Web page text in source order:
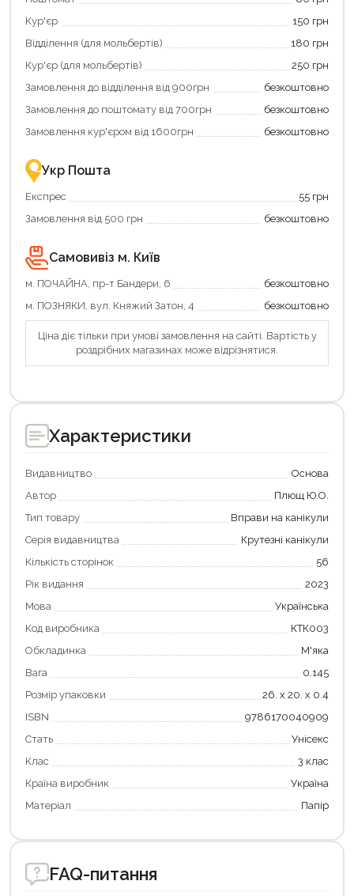
щоб
зекономити
та
отримати
переваги!
картою
єКнига
–
зручно
та
«Національний
кешбек»
та
отримуйте
повернення
Економте
більше
разом
державною
підтримкою!
Кур'єр
150 грн
Відділення (для мольбертів)
180 грн
Кур'єр (для мольбертів)
250 грн
Замовлення до відділення від 900грн
безкоштовно
Замовлення до поштомату від 700грн
безкоштовно
Замовлення кур'єром від 1600грн
безкоштовно
Укр Пошта
Експрес
55 грн
Замовлення від 500 грн
безкоштовно
Самовивіз м. Київ
м. ПОЧАЙНА, пр-т Бандери, 6
безкоштовно
м. ПОЗНЯКИ, вул. Княжий Затон, 4
безкоштовно
Ціна діє тільки при умові замовлення на сайті. Вартість у
роздрібних магазинах може відрізнятися.
Характеристики
Видавництво
Основа
Автор
Плющ Ю.О.
Тип товару
Вправи на канікули
Серія видавництва
Крутезні канікули
Кількість сторінок
56
Рік видання
2023
Мова
Українська
Код виробника
КТК003
Обкладинка
М'яка
Вага
0.145
Розмір упаковки
26. х 20. х 0.4
ISBN
9786170040909
Стать
Унісекс
Клас
3 клас
Країна виробник
Україна
Матеріал
Папір
FAQ-питання